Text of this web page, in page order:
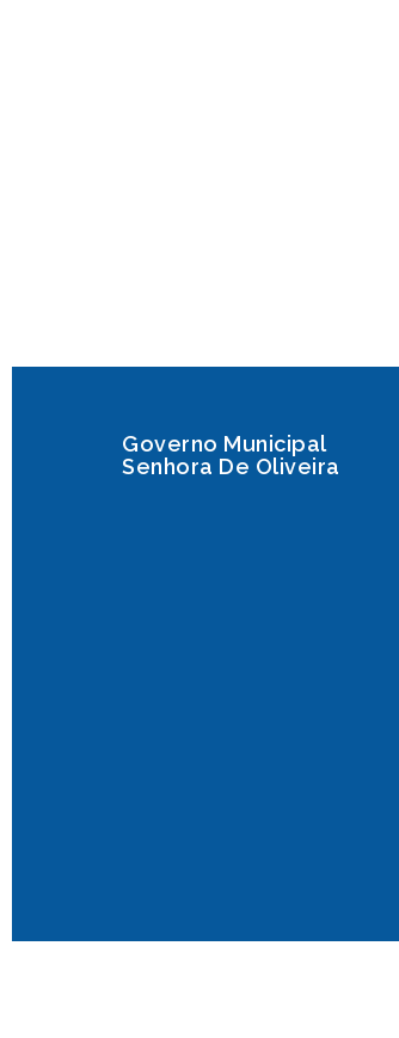
Governo Municipal
Senhora De Oliveira